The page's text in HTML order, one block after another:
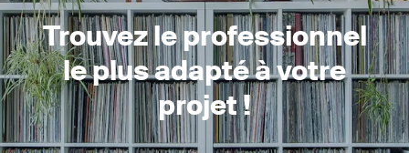
Trouvez le professionnel
le plus adapté à votre
projet !